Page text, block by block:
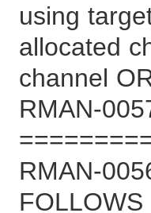
using
allocated
channel
RMAN-
RMAN-